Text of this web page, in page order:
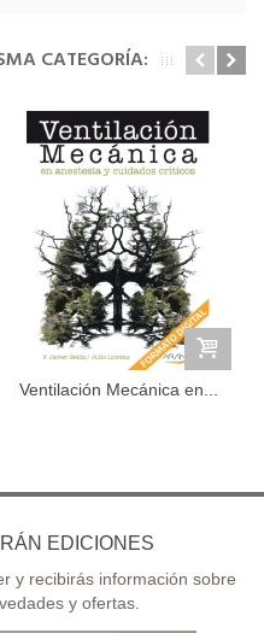
CATEGORÍA:
Ventilación Mecánica en...
EDICIONES
y recibirás información sobre
y ofertas.